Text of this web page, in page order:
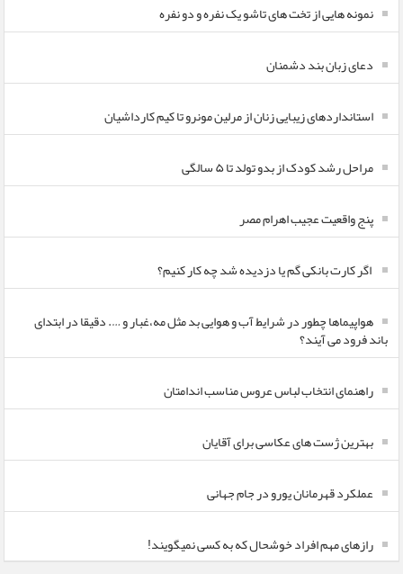
نمونه هایی از تخت های تاشو یک نفره و دو نفره
دعای زبان بند دشمنان
استانداردهای زیبایی زنان از مرلین مونرو تا کیم کارداشیان
مراحل رشد کودک از بدو تولد تا ۵ سالگی
پنج واقعیت عجیب اهرام مصر
اگر کارت بانکی گم یا دزدیده شد چه کار کنیم؟
هواپیماها چطور در شرایط آب و هوایی بد مثل مه،غبار و …. دقیقا در ابتدای
باند فرود می آیند؟
راهنمای انتخاب لباس عروس مناسب اندامتان
بهترین ژست های عکاسی برای آقایان
عملکرد قهرمانان یورو در جام جهانی
رازهای مهم افراد خوشحال که به کسی نمیگویند!